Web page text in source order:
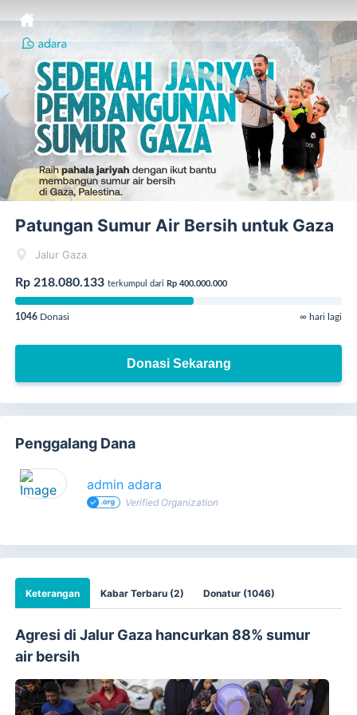
Patungan Sumur Air Bersih untuk Gaza
Jalur Gaza
Rp 218.080.133 terkumpul dari Rp 400.000.000
1046 Donasi ∞ hari lagi
Donasi Sekarang
Penggalang Dana
admin adara
Verified Organization
Keterangan Kabar Terbaru (2) Donatur (1046)
Agresi di Jalur Gaza hancurkan 88% sumur
air bersih